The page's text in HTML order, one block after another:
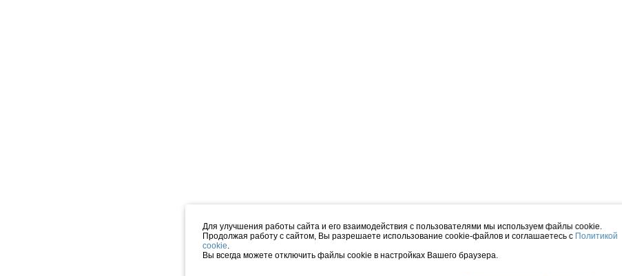
Для улучшения работы сайта и его взаимодействия с пользователями мы используем файлы cookie.
Продолжая работу с сайтом, Вы разрешаете использование cookie-файлов и соглашаетесь с Политикой
cookie.
Вы всегда можете отключить файлы cookie в настройках Вашего браузера.